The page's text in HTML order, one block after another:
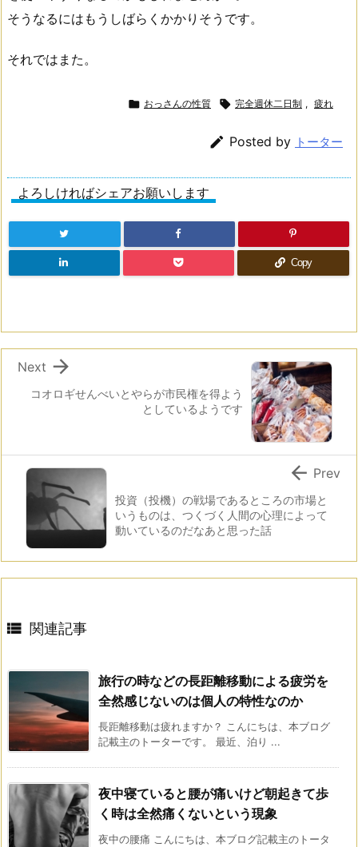
そうなるにはもうしばらくかかりそうです。
それではまた。
 おっさんの性質  完全週休二日制 , 疲れ
 Posted by トーター
よろしければシェアお願いします
Copy
コオロギせんべいとやらが市民権を得よう
としているようです

Next
投資（投機）の戦場であるところの市場と
いうものは、つくづく人間の心理によって
動いているのだなあと思った話
 Prev
 関連記事
旅行の時などの長距離移動による疲労を
全然感じないのは個人の特性なのか
長距離移動は疲れますか？ こんにちは、本ブログ
記載主のトーターです。 最近、泊り ...
夜中寝ていると腰が痛いけど朝起きて歩
く時は全然痛くないという現象
夜中の腰痛 こんにちは、本ブログ記載主のトータ